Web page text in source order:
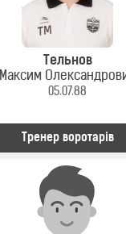
Тельнов
Максим
05.07.88
Тренер воротарів